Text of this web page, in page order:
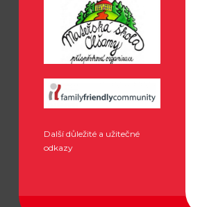
Další důležité a užitečné
odkazy